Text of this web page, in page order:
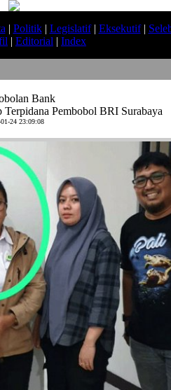
| Politik| Legislatif| Eksekutif|
| Editorial | Index
Bank
Pembobol BRI Surabaya
24 23:09:08